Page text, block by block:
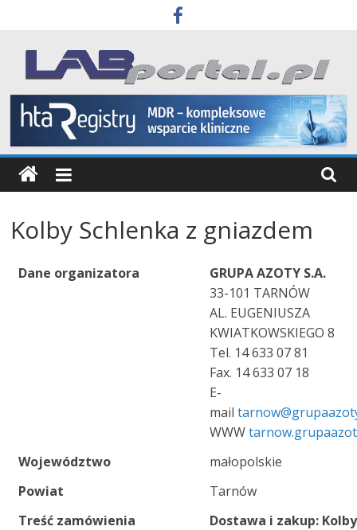
to
content
Labportal
Laboratoria
Aparatura
Badania
Kolby Schlenka z gniazdem
Dane organizatora
GRUPA AZOTY S.A.
33-101 TARNÓW
AL. EUGENIUSZA
KWIATKOWSKIEGO 8
Tel. 14 633 07 81
Fax. 14 633 07 18
E-
mail
WWW
Województwo
małopolskie
Powiat
Tarnów
Treść zamówienia
Dostawa i zakup: Kolby